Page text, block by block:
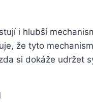
i hlubší
že tyto
si dokáže udržet